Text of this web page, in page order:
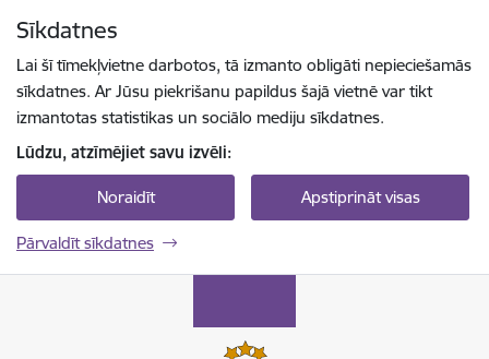
Sīkdatnes
Lai šī tīmekļvietne darbotos, tā izmanto obligāti nepieciešamās
sīkdatnes. Ar Jūsu piekrišanu papildus šajā vietnē var tikt
izmantotas statistikas un sociālo mediju sīkdatnes.
Lūdzu, atzīmējiet savu izvēli:
Noraidīt Apstiprināt visas
Pārvaldīt sīkdatnes